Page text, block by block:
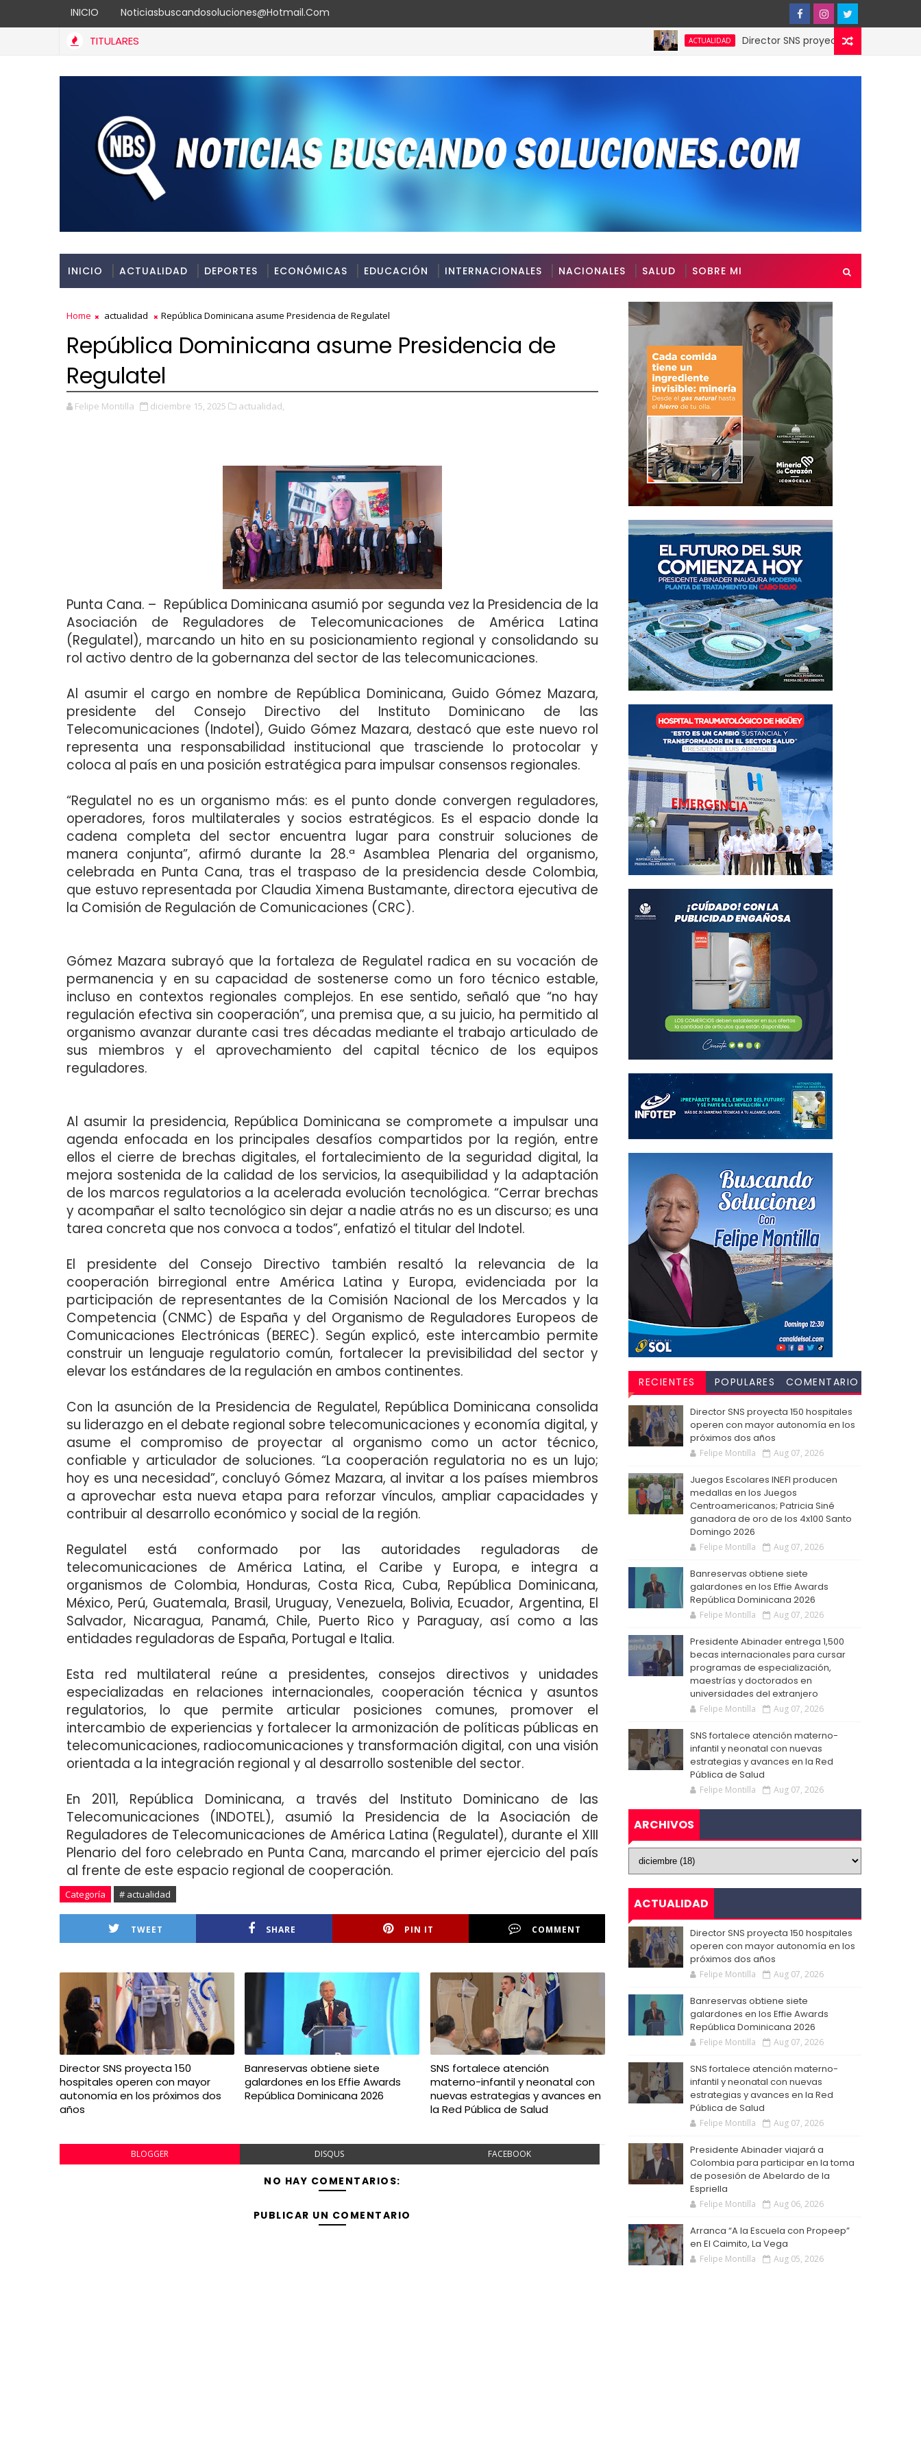
INICIO Noticiasbuscandosoluciones@hotmail.com
TITULARES ACTUALIDAD
Director SNS proyecta 150 hospitales
INICIO ACTUALIDAD DEPORTES ECONÓMICAS EDUCACIÓN INTERNACIONALES NACIONALES SALUD SOBRE MI
Home actualidad República Dominicana asume Presidencia de Regulatel
República Dominicana asume Presidencia de
Regulatel
Felipe Montilla diciembre 15, 2025 actualidad,
Punta Cana. – República Dominicana asumió por segunda vez la Presidencia de la
Asociación de Reguladores de Telecomunicaciones de América Latina
(Regulatel), marcando un hito en su posicionamiento regional y consolidando su
rol activo dentro de la gobernanza del sector de las telecomunicaciones.
Al asumir el cargo en nombre de República Dominicana, Guido Gómez Mazara,
presidente del Consejo Directivo del Instituto Dominicano de las
Telecomunicaciones (Indotel), Guido Gómez Mazara, destacó que este nuevo rol
representa una responsabilidad institucional que trasciende lo protocolar y
coloca al país en una posición estratégica para impulsar consensos regionales.
“Regulatel no es un organismo más: es el punto donde convergen reguladores,
operadores, foros multilaterales y socios estratégicos. Es el espacio donde la
cadena completa del sector encuentra lugar para construir soluciones de
manera conjunta”, afirmó durante la 28.ª Asamblea Plenaria del organismo,
celebrada en Punta Cana, tras el traspaso de la presidencia desde Colombia,
que estuvo representada por Claudia Ximena Bustamante, directora ejecutiva de
la Comisión de Regulación de Comunicaciones (CRC).
Gómez Mazara subrayó que la fortaleza de Regulatel radica en su vocación de
permanencia y en su capacidad de sostenerse como un foro técnico estable,
incluso en contextos regionales complejos. En ese sentido, señaló que “no hay
regulación efectiva sin cooperación”, una premisa que, a su juicio, ha permitido al
organismo avanzar durante casi tres décadas mediante el trabajo articulado de
sus miembros y el aprovechamiento del capital técnico de los equipos
reguladores.
Al asumir la presidencia, República Dominicana se compromete a impulsar una
agenda enfocada en los principales desafíos compartidos por la región, entre
ellos el cierre de brechas digitales, el fortalecimiento de la seguridad digital, la
mejora sostenida de la calidad de los servicios, la asequibilidad y la adaptación
de los marcos regulatorios a la acelerada evolución tecnológica. “Cerrar brechas
y acompañar el salto tecnológico sin dejar a nadie atrás no es un discurso; es una
tarea concreta que nos convoca a todos”, enfatizó el titular del Indotel.
El presidente del Consejo Directivo también resaltó la relevancia de la
cooperación birregional entre América Latina y Europa, evidenciada por la
participación de representantes de la Comisión Nacional de los Mercados y la
Competencia (CNMC) de España y del Organismo de Reguladores Europeos de
Comunicaciones Electrónicas (BEREC). Según explicó, este intercambio permite
construir un lenguaje regulatorio común, fortalecer la previsibilidad del sector y
elevar los estándares de la regulación en ambos continentes.
Con la asunción de la Presidencia de Regulatel, República Dominicana consolida
su liderazgo en el debate regional sobre telecomunicaciones y economía digital, y
asume el compromiso de proyectar al organismo como un actor técnico,
confiable y articulador de soluciones. “La cooperación regulatoria no es un lujo;
hoy es una necesidad”, concluyó Gómez Mazara, al invitar a los países miembros
a aprovechar esta nueva etapa para reforzar vínculos, ampliar capacidades y
contribuir al desarrollo económico y social de la región.
Regulatel está conformado por las autoridades reguladoras de
telecomunicaciones de América Latina, el Caribe y Europa, e integra a
organismos de Colombia, Honduras, Costa Rica, Cuba, República Dominicana,
México, Perú, Guatemala, Brasil, Uruguay, Venezuela, Bolivia, Ecuador, Argentina, El
Salvador, Nicaragua, Panamá, Chile, Puerto Rico y Paraguay, así como a las
entidades reguladoras de España, Portugal e Italia.
Esta red multilateral reúne a presidentes, consejos directivos y unidades
especializadas en relaciones internacionales, cooperación técnica y asuntos
regulatorios, lo que permite articular posiciones comunes, promover el
intercambio de experiencias y fortalecer la armonización de políticas públicas en
telecomunicaciones, radiocomunicaciones y transformación digital, con una visión
orientada a la integración regional y al desarrollo sostenible del sector.
En 2011, República Dominicana, a través del Instituto Dominicano de las
Telecomunicaciones (INDOTEL), asumió la Presidencia de la Asociación de
Reguladores de Telecomunicaciones de América Latina (Regulatel), durante el XIII
Plenario del foro celebrado en Punta Cana, marcando el primer ejercicio del país
al frente de este espacio regional de cooperación.
Categoría # actualidad
TWEET SHARE PIN IT COMMENT
Director SNS proyecta 150
hospitales operen con mayor
autonomía en los próximos dos
años
Banreservas obtiene siete
galardones en los Effie Awards
República Dominicana 2026
SNS fortalece atención
materno-infantil y neonatal con
nuevas estrategias y avances en
la Red Pública de Salud
BLOGGER DISQUS FACEBOOK
NO HAY COMENTARIOS:
PUBLICAR UN COMENTARIO
RECIENTES POPULARES
COMENTARIO
Director SNS proyecta 150 hospitales
operen con mayor autonomía en los
próximos dos años
Felipe Montilla Aug 07, 2026
Juegos Escolares INEFI producen
medallas en los Juegos
Centroamericanos; Patricia Siné
ganadora de oro de los 4x100 Santo
Domingo 2026
Felipe Montilla Aug 07, 2026
Banreservas obtiene siete
galardones en los Effie Awards
República Dominicana 2026
Felipe Montilla Aug 07, 2026
Presidente Abinader entrega 1,500
becas internacionales para cursar
programas de especialización,
maestrías y doctorados en
universidades del extranjero
Felipe Montilla Aug 07, 2026
SNS fortalece atención materno-
infantil y neonatal con nuevas
estrategias y avances en la Red
Pública de Salud
Felipe Montilla Aug 07, 2026
ARCHIVOS
ACTUALIDAD
Director SNS proyecta 150 hospitales
operen con mayor autonomía en los
próximos dos años
Felipe Montilla Aug 07, 2026
Banreservas obtiene siete
galardones en los Effie Awards
República Dominicana 2026
Felipe Montilla Aug 07, 2026
SNS fortalece atención materno-
infantil y neonatal con nuevas
estrategias y avances en la Red
Pública de Salud
Felipe Montilla Aug 07, 2026
Presidente Abinader viajará a
Colombia para participar en la toma
de posesión de Abelardo de la
Espriella
Felipe Montilla Aug 06, 2026
Arranca “A la Escuela con Propeep”
en El Caimito, La Vega
Felipe Montilla Aug 05, 2026